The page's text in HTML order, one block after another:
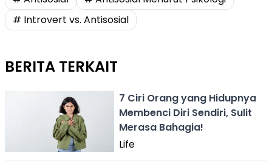
# Introvert vs. Antisosial
BERITA TERKAIT
7 Ciri Orang yang Hidupnya
Membenci Diri Sendiri, Sulit
Merasa Bahagia!
Life